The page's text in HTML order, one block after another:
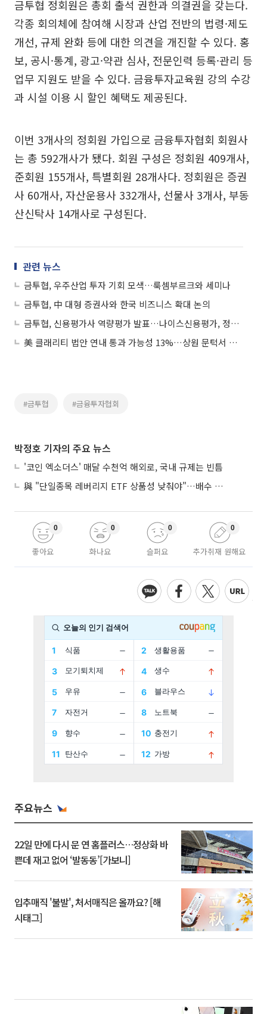
금투협 정회원은 총회 출석 권한과 의결권을 갖는다.
각종 회의체에 참여해 시장과 산업 전반의 법령·제도
개선, 규제 완화 등에 대한 의견을 개진할 수 있다. 홍
보, 공시·통계, 광고·약관 심사, 전문인력 등록·관리 등
업무 지원도 받을 수 있다. 금융투자교육원 강의 수강
과 시설 이용 시 할인 혜택도 제공된다.
이번 3개사의 정회원 가입으로 금융투자협회 회원사
는 총 592개사가 됐다. 회원 구성은 정회원 409개사,
준회원 155개사, 특별회원 28개사다. 정회원은 증권
사 60개사, 자산운용사 332개사, 선물사 3개사, 부동
산신탁사 14개사로 구성된다.
관련 뉴스
금투협, 우주산업 투자 기회 모색…룩셈부르크와 세미나
금투협, 中 대형 증권사와 한국 비즈니스 확대 논의
금투협, 신용평가사 역량평가 발표…나이스신용평가, 정확성·안정성 모두 1위
美 클래리티 법안 연내 통과 가능성 13%…상원 문턱서 제동
#금투협 #금융투자협회
박정호 기자의 주요 뉴스
'코인 엑소더스' 매달 수천억 해외로, 국내 규제는 빈틈
與 "단일종목 레버리지 ETF 상품성 낮춰야"…배수 조정안도 거론
좋아요
0
화나요
0
슬퍼요
0
추가취재 원해요
0
주요뉴스
22일 만에 다시 문 연 홈플러스…정상화 바
쁜데 재고 없어 ‘발동동’[가보니]
입추매직 '불발', 처서매직은 올까요? [해
시태그]